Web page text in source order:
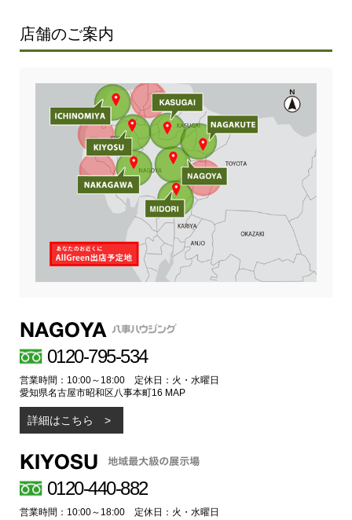
店舗のご案内
0120-795-534
営業時間：10:00～18:00 定休日：火・水曜日
愛知県名古屋市昭和区八事本町16 MAP
詳細はこちら
0120-440-882
営業時間：10:00～18:00 定休日：火・水曜日